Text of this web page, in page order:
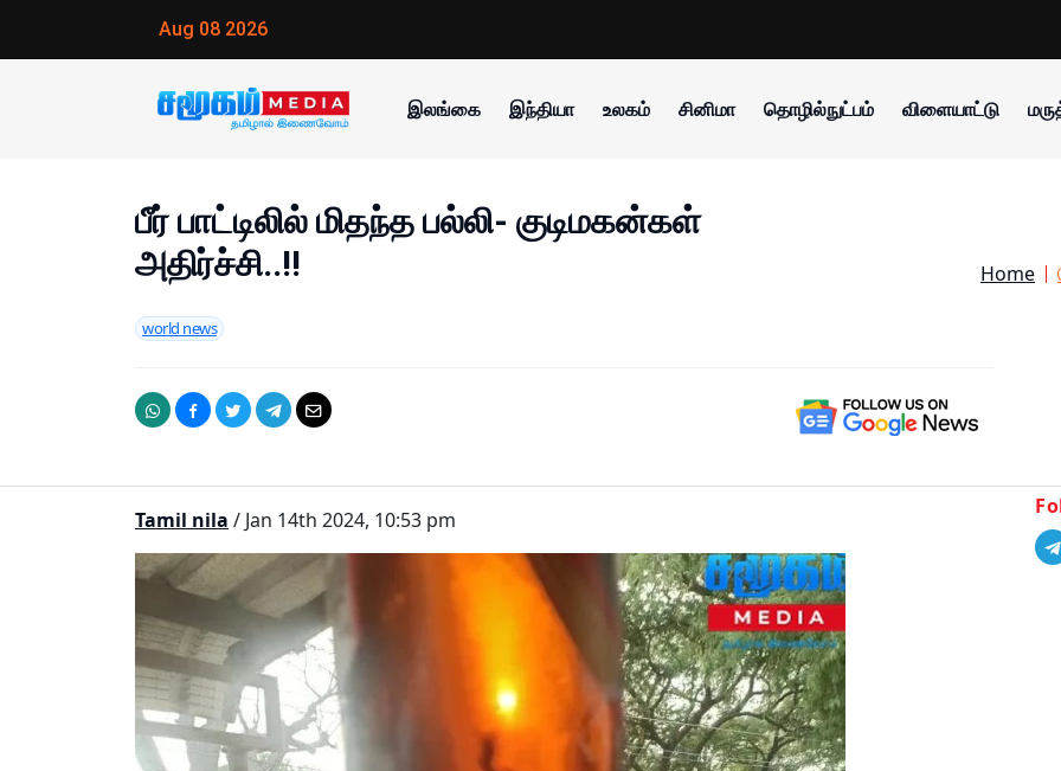
Aug 08 2026
இலங்கை இந்தியா உலகம் சினிமா தொழில்நுட்பம் விளையாட்டு
பீர் பாட்டிலில் மிதந்த பல்லி- குடிமகன்கள்
அதிர்ச்சி..!!
world news
Home
Tamil nila / Jan 14th 2024, 10:53 pm